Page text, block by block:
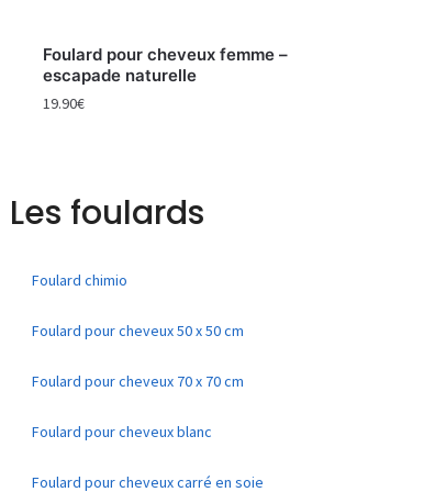
Foulard pour cheveux femme –
escapade naturelle
19.90€
Les foulards
Foulard chimio
Foulard pour cheveux 50 x 50 cm
Foulard pour cheveux 70 x 70 cm
Foulard pour cheveux blanc
Foulard pour cheveux carré en soie